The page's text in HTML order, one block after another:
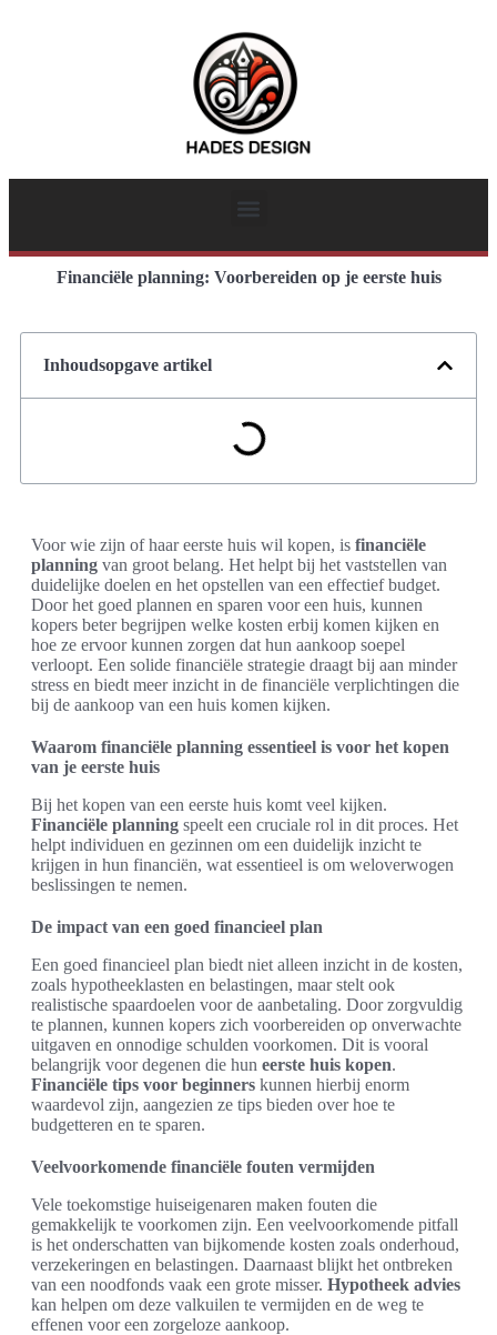
Financiële planning: Voorbereiden op je eerste huis
Inhoudsopgave artikel
Voor wie zijn of haar eerste huis wil kopen, is financiële
planning van groot belang. Het helpt bij het vaststellen van
duidelijke doelen en het opstellen van een effectief budget.
Door het goed plannen en sparen voor een huis, kunnen
kopers beter begrijpen welke kosten erbij komen kijken en
hoe ze ervoor kunnen zorgen dat hun aankoop soepel
verloopt. Een solide financiële strategie draagt bij aan minder
stress en biedt meer inzicht in de financiële verplichtingen die
bij de aankoop van een huis komen kijken.
Waarom financiële planning essentieel is voor het kopen
van je eerste huis
Bij het kopen van een eerste huis komt veel kijken.
Financiële planning speelt een cruciale rol in dit proces. Het
helpt individuen en gezinnen om een duidelijk inzicht te
krijgen in hun financiën, wat essentieel is om weloverwogen
beslissingen te nemen.
De impact van een goed financieel plan
Een goed financieel plan biedt niet alleen inzicht in de kosten,
zoals hypotheeklasten en belastingen, maar stelt ook
realistische spaardoelen voor de aanbetaling. Door zorgvuldig
te plannen, kunnen kopers zich voorbereiden op onverwachte
uitgaven en onnodige schulden voorkomen. Dit is vooral
belangrijk voor degenen die hun eerste huis kopen.
Financiële tips voor beginners kunnen hierbij enorm
waardevol zijn, aangezien ze tips bieden over hoe te
budgetteren en te sparen.
Veelvoorkomende financiële fouten vermijden
Vele toekomstige huiseigenaren maken fouten die
gemakkelijk te voorkomen zijn. Een veelvoorkomende pitfall
is het onderschatten van bijkomende kosten zoals onderhoud,
verzekeringen en belastingen. Daarnaast blijkt het ontbreken
van een noodfonds vaak een grote misser. Hypotheek advies
kan helpen om deze valkuilen te vermijden en de weg te
effenen voor een zorgeloze aankoop.